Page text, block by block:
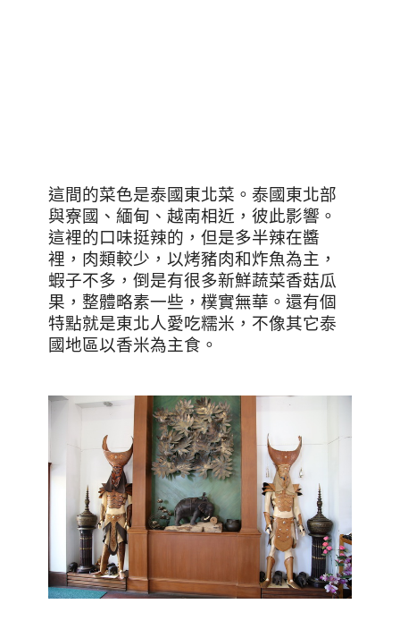
這間的菜色是泰國東北菜。泰國東北部
與寮國、緬甸、越南相近，彼此影響。
這裡的口味挺辣的，但是多半辣在醬
裡，肉類較少，以烤豬肉和炸魚為主，
蝦子不多，倒是有很多新鮮蔬菜香菇瓜
果，整體略素一些，樸實無華。還有個
特點就是東北人愛吃糯米，不像其它泰
國地區以香米為主食。